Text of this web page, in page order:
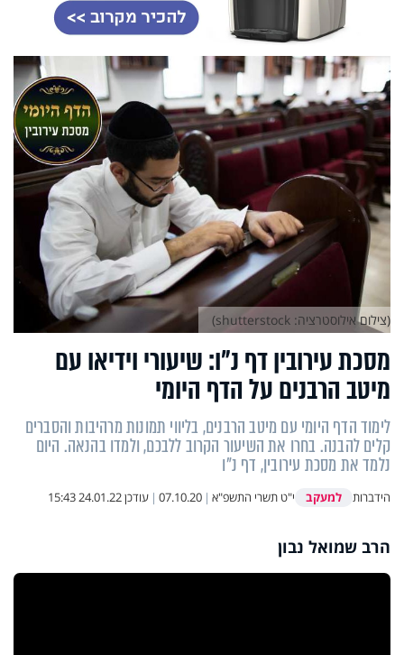
מסכת עירובין דף נ"ו: שיעורי וידיאו עם
מיטב הרבנים על הדף היומי
לימוד הדף היומי עם מיטב הרבנים, בליווי תמונות מרהיבות והסברים
קלים להבנה. בחרו את השיעור הקרוב ללבכם, ולמדו בהנאה. היום
נלמד את מסכת עירובין, דף נ"ו
הידברות למעקב י"ט תשרי התשפ"א |
07.10.20
| עודכן24.01.22 15:43
(צילום אילוסטרציה: shutterstock)
הרב שמואל נבון